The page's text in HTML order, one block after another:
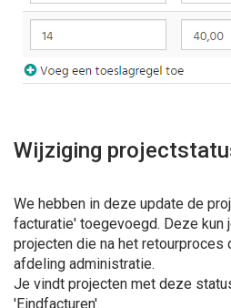
Wijziging
We hebben in deze update de
facturatie' toegevoegd. Deze kun
projecten die na het retourproces
afdeling administratie.
Je vindt projecten met deze
'Eindfacturen'.